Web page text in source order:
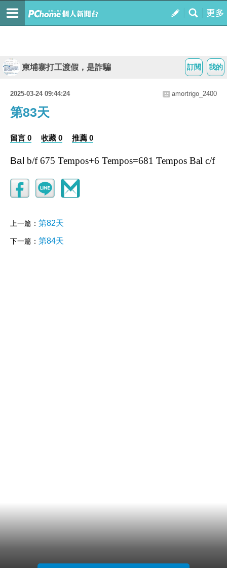
我的
訂閱
柬埔寨打工渡假，是詐騙
2025-03-24 09:44:24 amortrigo_2400
第83天
留言 0 收藏 0 推薦 0
Bal b/f 675 Tempos+6 Tempos=681 Tempos Bal c/f
上一篇： 第82天
下一篇： 第84天